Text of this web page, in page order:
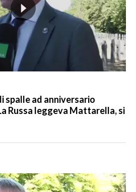
spalle ad anniversario
Russa leggeva Mattarella, si